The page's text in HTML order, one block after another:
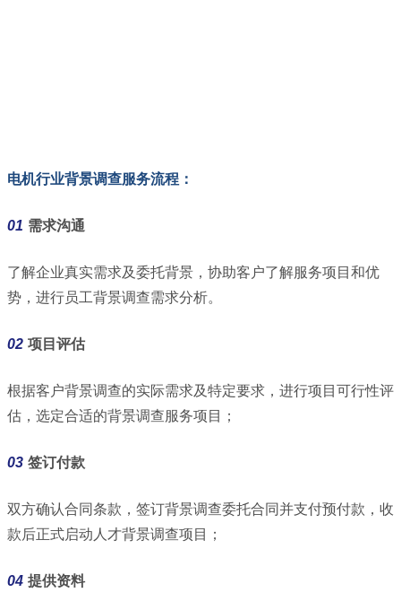
电机行业背景调查服务流程：
01 需求沟通
了解企业真实需求及委托背景，协助客户了解服务项目和优
势，进行员工背景调查需求分析。
02 项目评估
根据客户背景调查的实际需求及特定要求，进行项目可行性评
估，选定合适的背景调查服务项目；
03 签订付款
双方确认合同条款，签订背景调查委托合同并支付预付款，收
款后正式启动人才背景调查项目；
04 提供资料